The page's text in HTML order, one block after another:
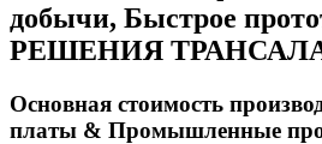
добычи, Быстрое
РЕШЕНИЯ
Основная стоимость
платы & Промышленные